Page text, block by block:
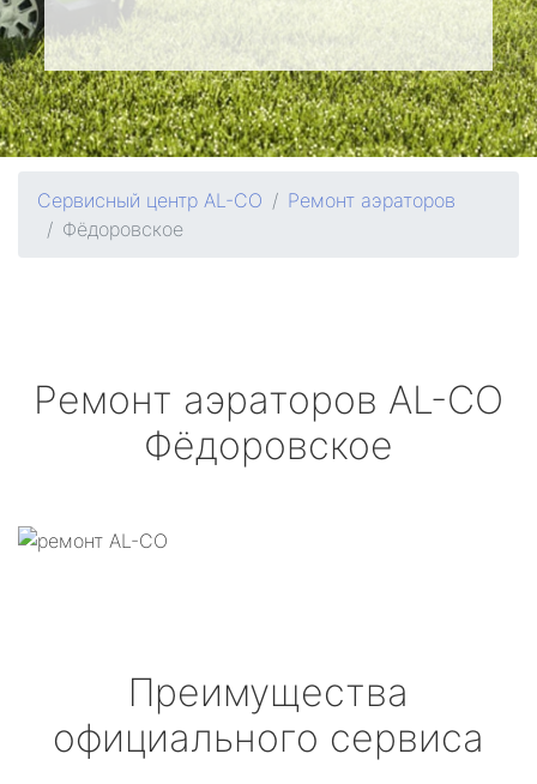
Сервисный центр AL-CO
Ремонт аэраторов
Фёдоровское
Ремонт аэраторов AL-CO
Фёдоровское
Преимущества
официального сервиса